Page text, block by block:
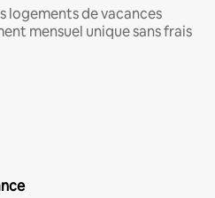
logements de vacances
mensuel unique sans frais